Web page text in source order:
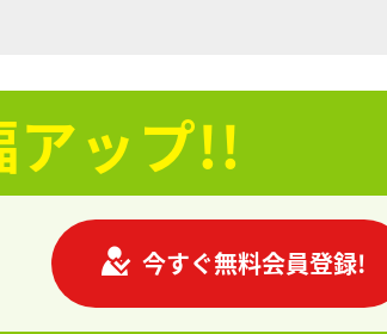
アップ!!
今すぐ無料会員登録!